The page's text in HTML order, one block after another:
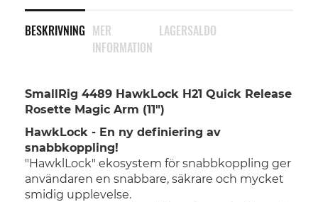
BESKRIVNING
SmallRig 4489 HawkLock H21 Quick Release
Rosette Magic Arm (11")
HawkLock - En ny definiering av
snabbkoppling!
"HawklLock" ekosystem för snabbkoppling ger
användaren en snabbare, säkrare och mycket
smidig upplevelse.
MER
INFORMATION
LAGERSALDO